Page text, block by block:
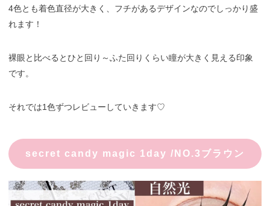
4色とも着色直径が大きく、フチがあるデザインなのでしっかり盛
れます！
裸眼と比べるとひと回り～ふた回りくらい瞳が大きく見える印象
です。
それでは1色ずつレビューしていきます♡
secret candy magic 1day /NO.3ブラウン